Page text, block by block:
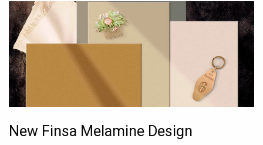
New Finsa Melamine Design